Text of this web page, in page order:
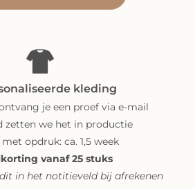
kleding
je een proef via e-mail
zetten we het in productie
opdruk: ca. 1,5 week
vanaf 25 stuks
in het notitieveld bij afrekenen